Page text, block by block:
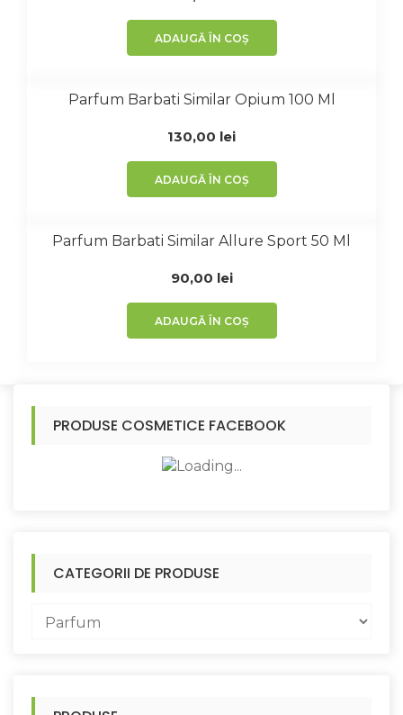
ADAUGĂ ÎN COȘ
Parfum Barbati Similar Opium 100 Ml
130,00 lei
ADAUGĂ ÎN COȘ
Parfum Barbati Similar Allure Sport 50 Ml
90,00 lei
ADAUGĂ ÎN COȘ
PRODUSE COSMETICE FACEBOOK
CATEGORII DE PRODUSE